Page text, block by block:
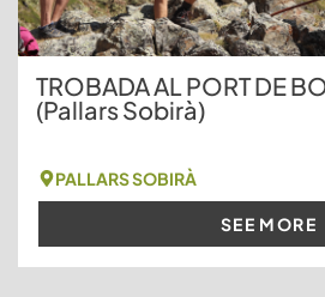
TROBADA AL PORT DE
(Pallars Sobirà)
PALLARS SOBIRÀ
SEE MORE